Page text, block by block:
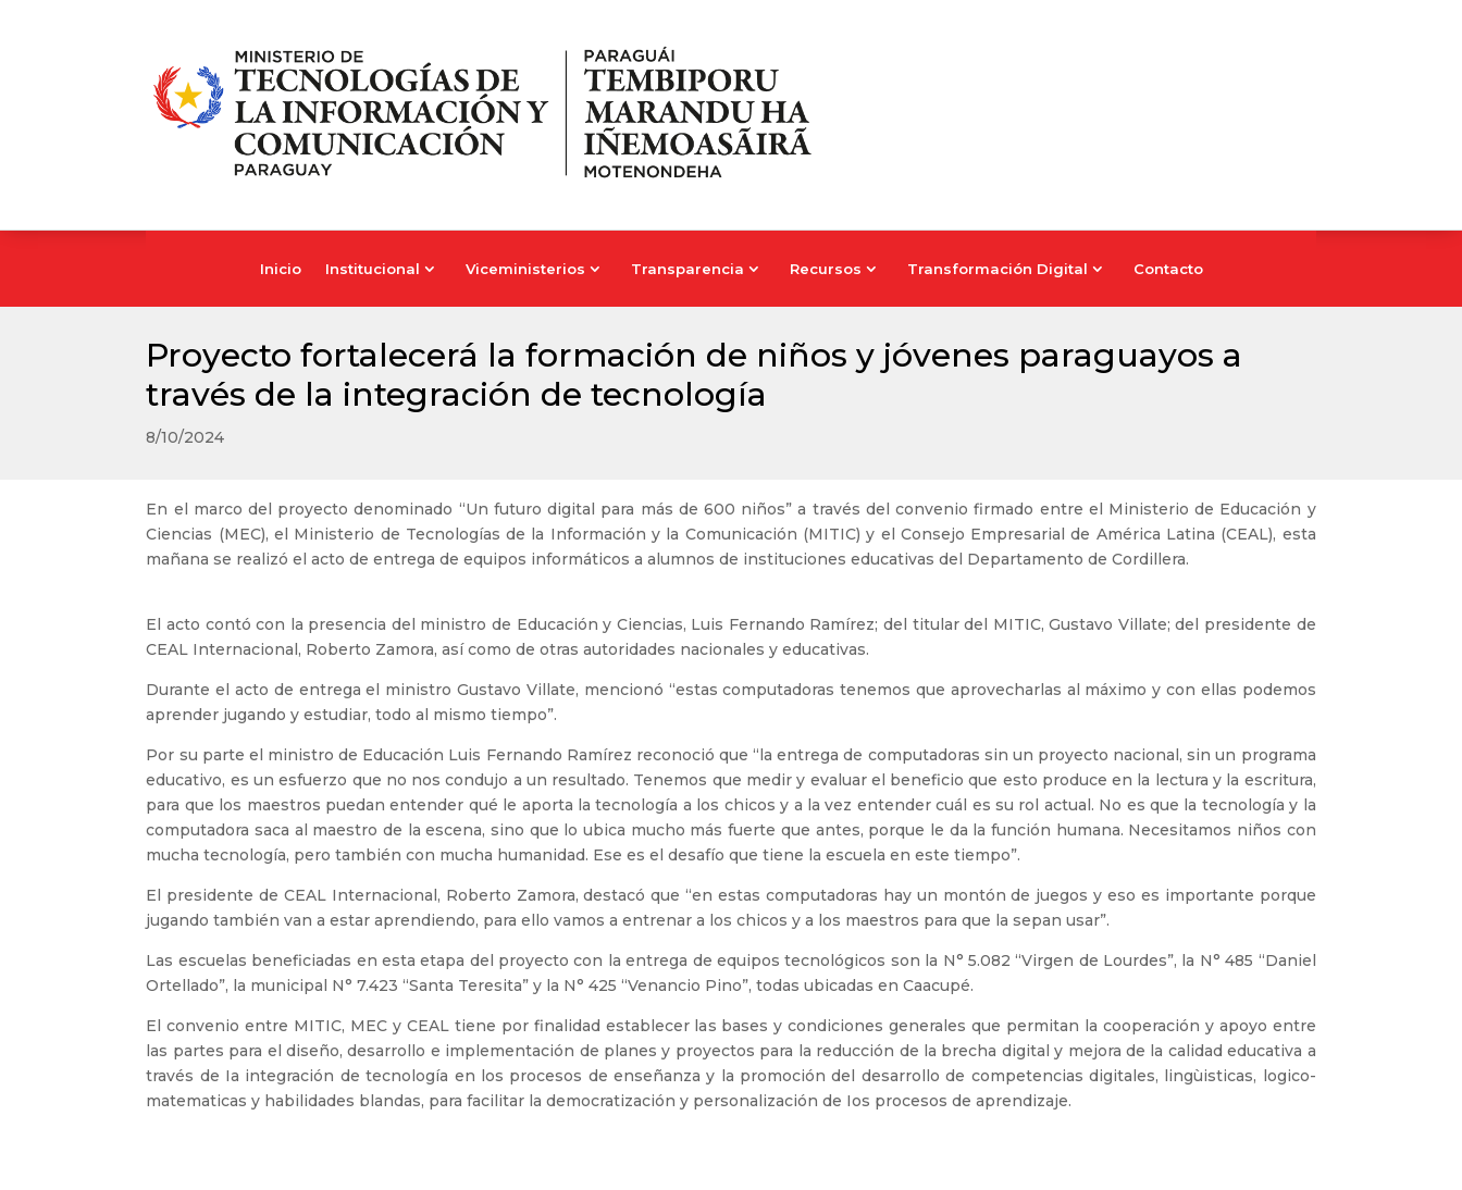
Inicio Institucional Viceministerios Transparencia Recursos Transformación Digital Contacto
Proyecto fortalecerá la formación de niños y jóvenes paraguayos a
través de la integración de tecnología
8/10/2024
En el marco del proyecto denominado “Un futuro digital para más de 600 niños” a través del convenio firmado entre el Ministerio de Educación y
Ciencias (MEC), el Ministerio de Tecnologías de la Información y la Comunicación (MITIC) y el Consejo Empresarial de América Latina (CEAL), esta
mañana se realizó el acto de entrega de equipos informáticos a alumnos de instituciones educativas del Departamento de Cordillera.
El acto contó con la presencia del ministro de Educación y Ciencias, Luis Fernando Ramírez; del titular del MITIC, Gustavo Villate; del presidente de
CEAL Internacional, Roberto Zamora, así como de otras autoridades nacionales y educativas.
Durante el acto de entrega el ministro Gustavo Villate, mencionó “estas computadoras tenemos que aprovecharlas al máximo y con ellas podemos
aprender jugando y estudiar, todo al mismo tiempo”.
Por su parte el ministro de Educación Luis Fernando Ramírez reconoció que “la entrega de computadoras sin un proyecto nacional, sin un programa
educativo, es un esfuerzo que no nos condujo a un resultado. Tenemos que medir y evaluar el beneficio que esto produce en la lectura y la escritura,
para que los maestros puedan entender qué le aporta la tecnología a los chicos y a la vez entender cuál es su rol actual. No es que la tecnología y la
computadora saca al maestro de la escena, sino que lo ubica mucho más fuerte que antes, porque le da la función humana. Necesitamos niños con
mucha tecnología, pero también con mucha humanidad. Ese es el desafío que tiene la escuela en este tiempo”.
El presidente de CEAL Internacional, Roberto Zamora, destacó que “en estas computadoras hay un montón de juegos y eso es importante porque
jugando también van a estar aprendiendo, para ello vamos a entrenar a los chicos y a los maestros para que la sepan usar”.
Las escuelas beneficiadas en esta etapa del proyecto con la entrega de equipos tecnológicos son la N° 5.082 “Virgen de Lourdes”, la N° 485 “Daniel
Ortellado”, la municipal N° 7.423 “Santa Teresita” y la N° 425 “Venancio Pino”, todas ubicadas en Caacupé.
El convenio entre MITIC, MEC y CEAL tiene por finalidad establecer las bases y condiciones generales que permitan la cooperación y apoyo entre
las partes para el diseño, desarrollo e implementación de planes y proyectos para la reducción de la brecha digital y mejora de la calidad educativa a
través de Ia integración de tecnología en los procesos de enseñanza y la promoción del desarrollo de competencias digitales, lingùisticas, logico-
matematicas y habilidades blandas, para facilitar la democratización y personalización de Ios procesos de aprendizaje.